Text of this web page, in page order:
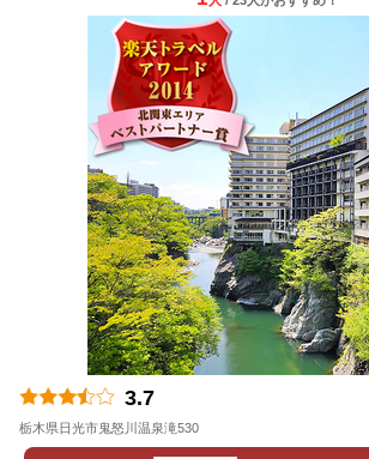
3.7
栃木県日光市鬼怒川温泉滝530